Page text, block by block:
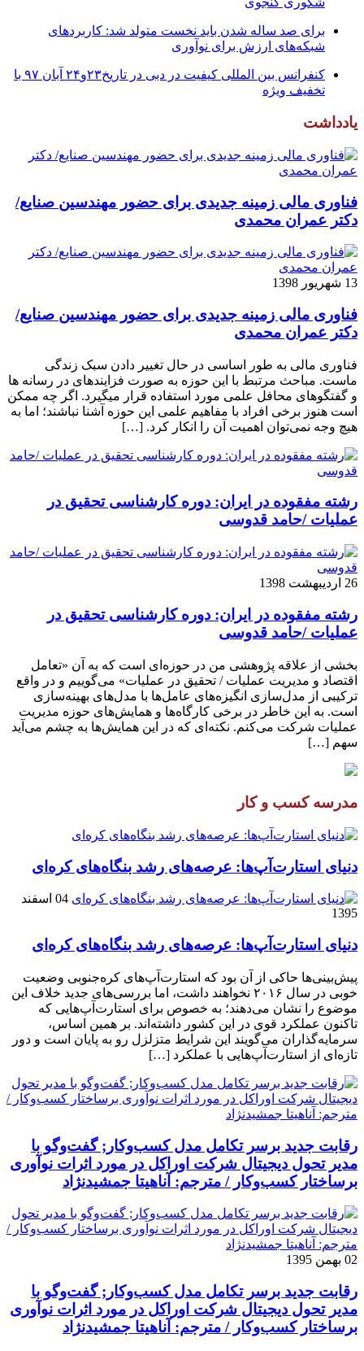
برای صد ساله شدن باید نخست متولد شد: کاربردهای
شبکه‌های ارزش برای نوآوری
کنفرانس بین المللی کیفیت در دبی در تاریخ۲۳و۲۴ آبان ۹۷ با
تخفیف ویژه
یادداشت
فناوری مالی زمینه جدیدی برای حضور مهندسین صنایع/
دکتر عمران محمدی
13 شهریور 1398
فناوری مالی زمینه جدیدی برای حضور مهندسین صنایع/
دکتر عمران محمدی
فناوری مالی به طور اساسی در حال تغییر دادن سبک زندگی
ماست. مباحث مرتبط با این حوزه به صورت فزاینده­ای در رسانه­ ها
و گفتگوهای محافل علمی مورد استفاده قرار می­گیرد. اگر چه ممکن
است هنوز برخی افراد با مفاهیم علمی این حوزه آشنا نباشند؛ اما به
هیچ وجه نمی‌توان اهمیت آن را انکار کرد. […]
رشته مفقوده در ایران: دوره کارشناسی تحقیق در
عملیات /حامد قدوسی
26 اردیبهشت 1398
رشته مفقوده در ایران: دوره کارشناسی تحقیق در
عملیات /حامد قدوسی
بخشی از علاقه پژوهشی من در حوزه‌ای است که به آن «تعامل
اقتصاد و مدیریت عملیات / تحقیق در عملیات» می‌گوییم و در واقع
ترکیبی از مدل‌سازی انگیزه‌های عامل‌ها با مدل‌های بهینه‌سازی
است. به این خاطر در برخی کارگاه‌ها و همایش‌های حوزه مدیریت
عملیات شرکت می‌کنم. نکته‌ای که در این همایش‌ها به چشم می‌آید
سهم […]
مدرسه کسب و کار
دنیای استارت‌آپ‌ها: عرصه‌های رشد بنگاه‌های کره‌ای‌
04 اسفند
1395
دنیای استارت‌آپ‌ها: عرصه‌های رشد بنگاه‌های کره‌ای‌
پیش‌بینی‌ها حاکی از آن بود که استارت‌آپ‌های کره‌جنوبی وضعیت
خوبی در سال ۲۰۱۶ نخواهند داشت، اما بررسی‌های جدید خلاف این
موضوع را نشان می‌دهند؛ به خصوص برای استارت‌آپ‌هایی که
تاکنون عملکرد قوی در این کشور داشته‌اند. بر همین اساس،
سرمایه‌گذاران می‌گویند این شرایط متزلزل رو به پایان است و دور
تازه‌ای از استارت‌آپ‌هایی با عملکرد […]
رقابت جدید برسر تکامل مدل کسب‌و‌کار; گفت‌وگو با
مدیر تحول دیجیتال شرکت اوراکل در مورد اثرات نوآوری
برساختار کسب‌وکار / مترجم: آناهیتا جمشیدنژاد
02 بهمن 1395
رقابت جدید برسر تکامل مدل کسب‌و‌کار; گفت‌وگو با
مدیر تحول دیجیتال شرکت اوراکل در مورد اثرات نوآوری
برساختار کسب‌وکار / مترجم: آناهیتا جمشیدنژاد